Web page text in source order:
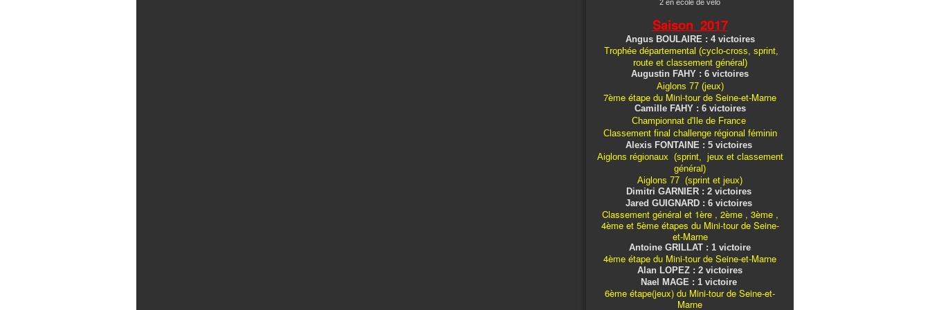
2 en école de vélo
Saison 2017
Angus BOULAIRE : 4 victoires
Trophée départemental (cyclo-cross, sprint,
route et classement général)
Augustin FAHY : 6 victoires
Aiglons 77 (jeux)
7ème étape du Mini-tour de Seine-et-Marne
Camille FAHY : 6 victoires
Championnat d'Ile de France
Classement final challenge régional féminin
Alexis FONTAINE : 5 victoires
Aiglons régionaux (sprint, jeux et classement
général)
Aiglons 77 (sprint et jeux)
Dimitri GARNIER : 2 victoires
Jared GUIGNARD : 6 victoires
Classement général et 1ère , 2ème , 3ème ,
4ème et 5ème étapes du Mini-tour de Seine-
et-Marne
Antoine GRILLAT : 1 victoire
4ème étape du Mini-tour de Seine-et-Marne
Alan LOPEZ : 2 victoires
Nael MAGE : 1 victoire
6ème étape(jeux) du Mini-tour de Seine-et-
Marne